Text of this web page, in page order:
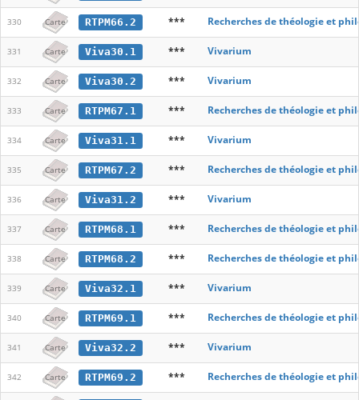
330 Carte RTPM66.2 *** Recherches de théologie et
331 Carte Viva30.1 *** Vivarium
332 Carte Viva30.2 *** Vivarium
333 Carte RTPM67.1 *** Recherches de théologie et
334 Carte Viva31.1 *** Vivarium
335 Carte RTPM67.2 *** Recherches de théologie et
336 Carte Viva31.2 *** Vivarium
337 Carte RTPM68.1 *** Recherches de théologie et
338 Carte RTPM68.2 *** Recherches de théologie et
339 Carte Viva32.1 *** Vivarium
340 Carte RTPM69.1 *** Recherches de théologie et
341 Carte Viva32.2 *** Vivarium
342 Carte RTPM69.2 *** Recherches de théologie et